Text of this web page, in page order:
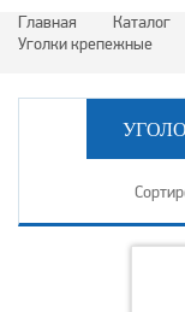
Главная Каталог
Уголки крепежные